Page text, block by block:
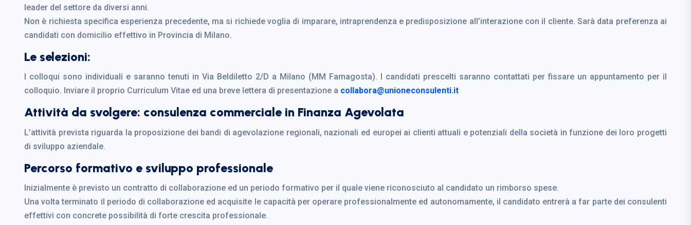
leader del settore da diversi anni.
Non è richiesta specifica esperienza precedente, ma si richiede voglia di imparare, intraprendenza e predisposizione all’interazione con il cliente. Sarà data preferenza ai
candidati con domicilio effettivo in Provincia di Milano.
Le selezioni:
I colloqui sono individuali e saranno tenuti in Via Beldiletto 2/D a Milano (MM Famagosta). I candidati prescelti saranno contattati per fissare un appuntamento per il
colloquio. Inviare il proprio Curriculum Vitae ed una breve lettera di presentazione a collabora@unioneconsulenti.it
Attività da svolgere: consulenza commerciale in Finanza Agevolata
L’attività prevista riguarda la proposizione dei bandi di agevolazione regionali, nazionali ed europei ai clienti attuali e potenziali della società in funzione dei loro progetti
di sviluppo aziendale.
Percorso formativo e sviluppo professionale
Inizialmente è previsto un contratto di collaborazione ed un periodo formativo per il quale viene riconosciuto al candidato un rimborso spese.
Una volta terminato il periodo di collaborazione ed acquisite le capacità per operare professionalmente ed autonomamente, il candidato entrerà a far parte dei consulenti
effettivi con concrete possibilità di forte crescita professionale.